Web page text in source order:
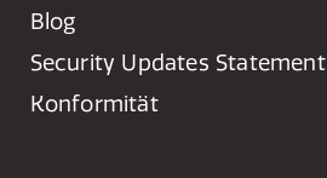
Blog
Security Updates Statement
Konformität